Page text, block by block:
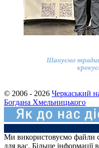
© 2006 - 2026 Черкаський
Богдана Хмельницького
Ми використовуємо файли
для вас. Більше